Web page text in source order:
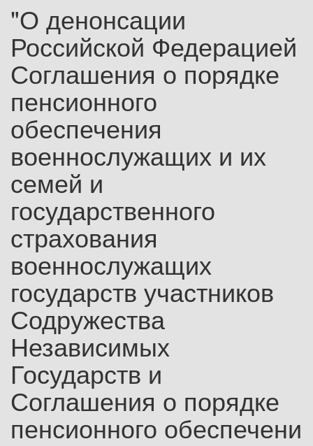
"О денонсации
Российской Федерацией
Соглашения о порядке
пенсионного
обеспечения
военнослужащих и их
семей и
государственного
страхования
военнослужащих
государств участников
Содружества
Независимых
Государств и
Соглашения о порядке
пенсионного обеспечени